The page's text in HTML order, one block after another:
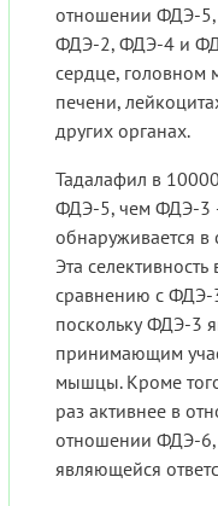
отношении ФДЭ-
ФДЭ-2, ФДЭ-4 и
сердце, головном
печени,
других органах.
Тадалафил в
ФДЭ-5, чем ФДЭ-3
обнаруживается в
Эта
сравнению с ФДЭ-
поскольку ФДЭ-3
принимающим
мышцы. Кроме
раз активнее в
отношении ФДЭ-6,
являющейся